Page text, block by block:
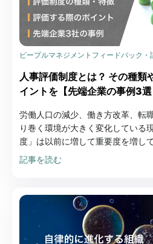
ピープルマネジメント フィードバック・
人事評価制度とは？ その種類
イントを【先端企業の事例3
労働人口の減少、働き方改革、転
り巻く環境が大きく変化している
度」は以前に増して重要度を増し
記事を読む